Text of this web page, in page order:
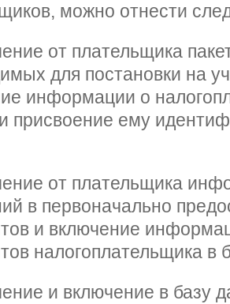
можно отнести
от плательщика
для постановки на
информации о
присвоение ему
от плательщика
в первоначально
и включение
налогоплательщика в
и включение в базу